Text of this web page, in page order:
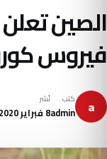
الصين
فيروس
a كتب
admin
نُشر
8 فبراير 2020 - 7:31 ص